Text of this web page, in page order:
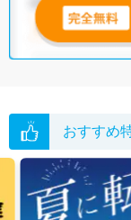
無料転職支援サービス
グした上で求人をご提
ご希望条件がまだ定ま
い。
おすすめ